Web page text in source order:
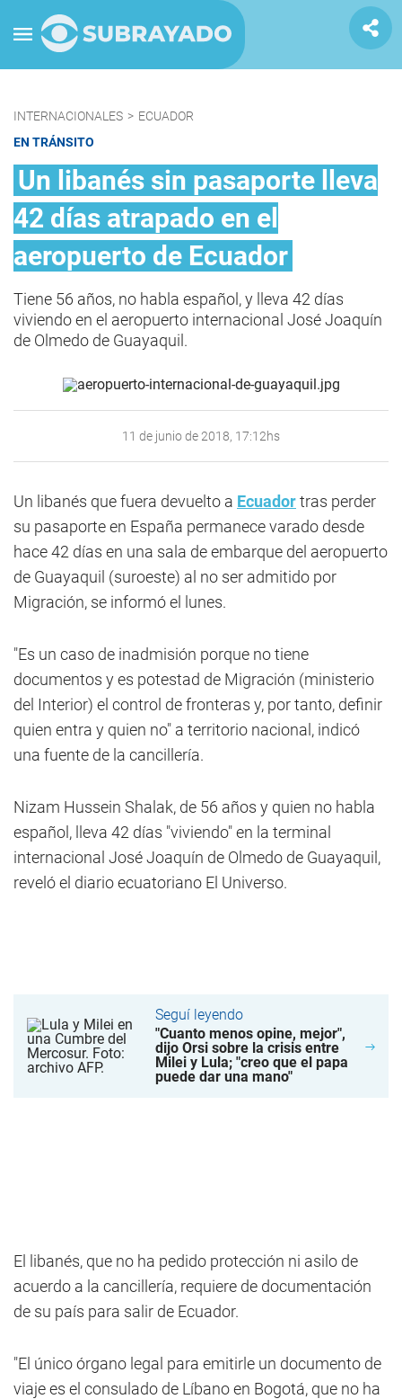
INTERNACIONALES > ECUADOR
EN TRÁNSITO
Un libanés sin pasaporte lleva
42 días atrapado en el
aeropuerto de Ecuador
Tiene 56 años, no habla español, y lleva 42 días
viviendo en el aeropuerto internacional José Joaquín
de Olmedo de Guayaquil.
11 de junio de 2018, 17:12hs
Un libanés que fuera devuelto a Ecuadortras perder
su pasaporte en España permanece varado desde
hace 42 días en una sala de embarque del aeropuerto
de Guayaquil (suroeste) al no ser admitido por
Migración, se informó el lunes.
"Es un caso de inadmisión porque no tiene
documentos y es potestad de Migración (ministerio
del Interior) el control de fronteras y, por tanto, definir
quien entra y quien no" a territorio nacional, indicó
una fuente de la cancillería.
Nizam Hussein Shalak, de 56 años y quien no habla
español, lleva 42 días "viviendo" en la terminal
internacional José Joaquín de Olmedo de Guayaquil,
reveló el diario ecuatoriano El Universo.
Seguí leyendo
"Cuanto menos opine, mejor",
dijo Orsi sobre la crisis entre
Milei y Lula; "creo que el papa
puede dar una mano"
El libanés, que no ha pedido protección ni asilo de
acuerdo a la cancillería, requiere de documentación
de su país para salir de Ecuador.
"El único órgano legal para emitirle un documento de
viaje es el consulado de Líbano en Bogotá, que no ha